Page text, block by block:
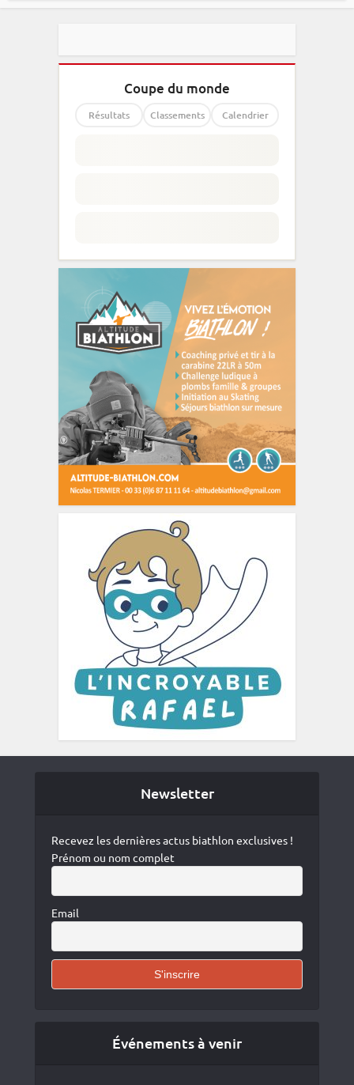
Coupe du monde
Résultats Classements Calendrier
Newsletter
Recevez les dernières actus biathlon exclusives !
Prénom ou nom complet
Email
Événements à venir